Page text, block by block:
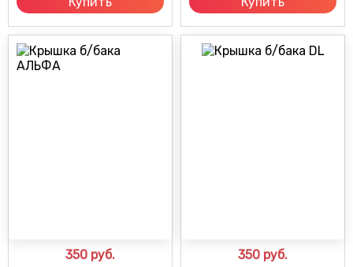
350 руб.
350 руб.